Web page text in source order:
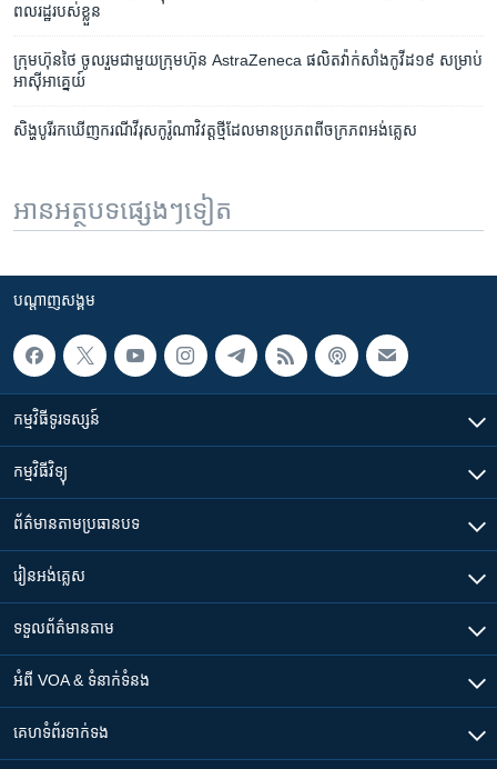
ពលរដ្ឋ​របស់​ខ្លួន
ក្រុមហ៊ុន​ថៃ​ ចូលរួម​ជាមួយ​ក្រុមហ៊ុន AstraZeneca ផលិត​វ៉ាក់សាំង​កូវីដ១៩ សម្រាប់​
អាស៊ី​អាគ្នេយ៍
សិង្ហបូរី​រក​ឃើញ​​​​​ករណី​​​វីរុស​កូរ៉ូណា​វិវត្ត​ថ្មី​​​ដែល​​មាន​ប្រភព​ពី​​ចក្រភព​អង់គ្លេស
អានអត្ថបទផ្សេងៗទៀត
បណ្តាញ​សង្គម
កម្មវិធី​ទូរទស្សន៍
កម្មវិធី​វិទ្យុ
ព័ត៌មាន​តាមប្រធានបទ​
រៀន​​អង់គ្លេស
ទទួល​ព័ត៌មាន​តាម
អំពី​ VOA & ទំនាក់ទំនង
គេហទំព័រ​​ទាក់ទង